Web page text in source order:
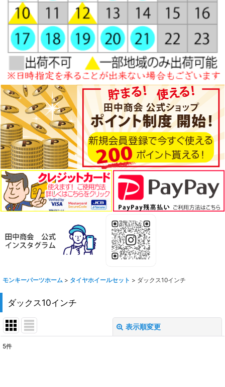
モンキーパーツホーム > タイヤホイールセット > ダックス10インチ
ダックス10インチ
表示順変更
5件